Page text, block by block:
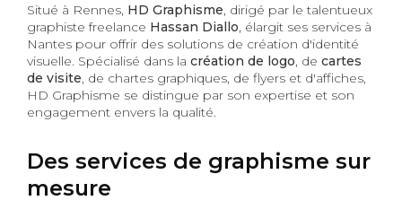
Situé à Rennes, HD Graphisme, dirigé par le talentueux
graphiste freelance Hassan Diallo, élargit ses services à
Nantes pour offrir des solutions de création d'identité
visuelle. Spécialisé dans la création de logo, de cartes
de visite, de chartes graphiques, de flyers et d'affiches,
HD Graphisme se distingue par son expertise et son
engagement envers la qualité.
Des services de graphisme sur
mesure